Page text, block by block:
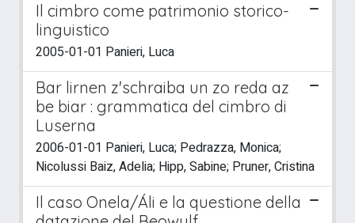
Il cimbro come patrimonio storico-
linguistico
2005-01-01 Panieri, Luca
Bar lirnen z'schraiba un zo reda az
be biar : grammatica del cimbro di
Luserna
2006-01-01 Panieri, Luca; Pedrazza, Monica;
Nicolussi Baiz, Adelia; Hipp, Sabine; Pruner, Cristina
Il caso Onela/Áli e la questione della